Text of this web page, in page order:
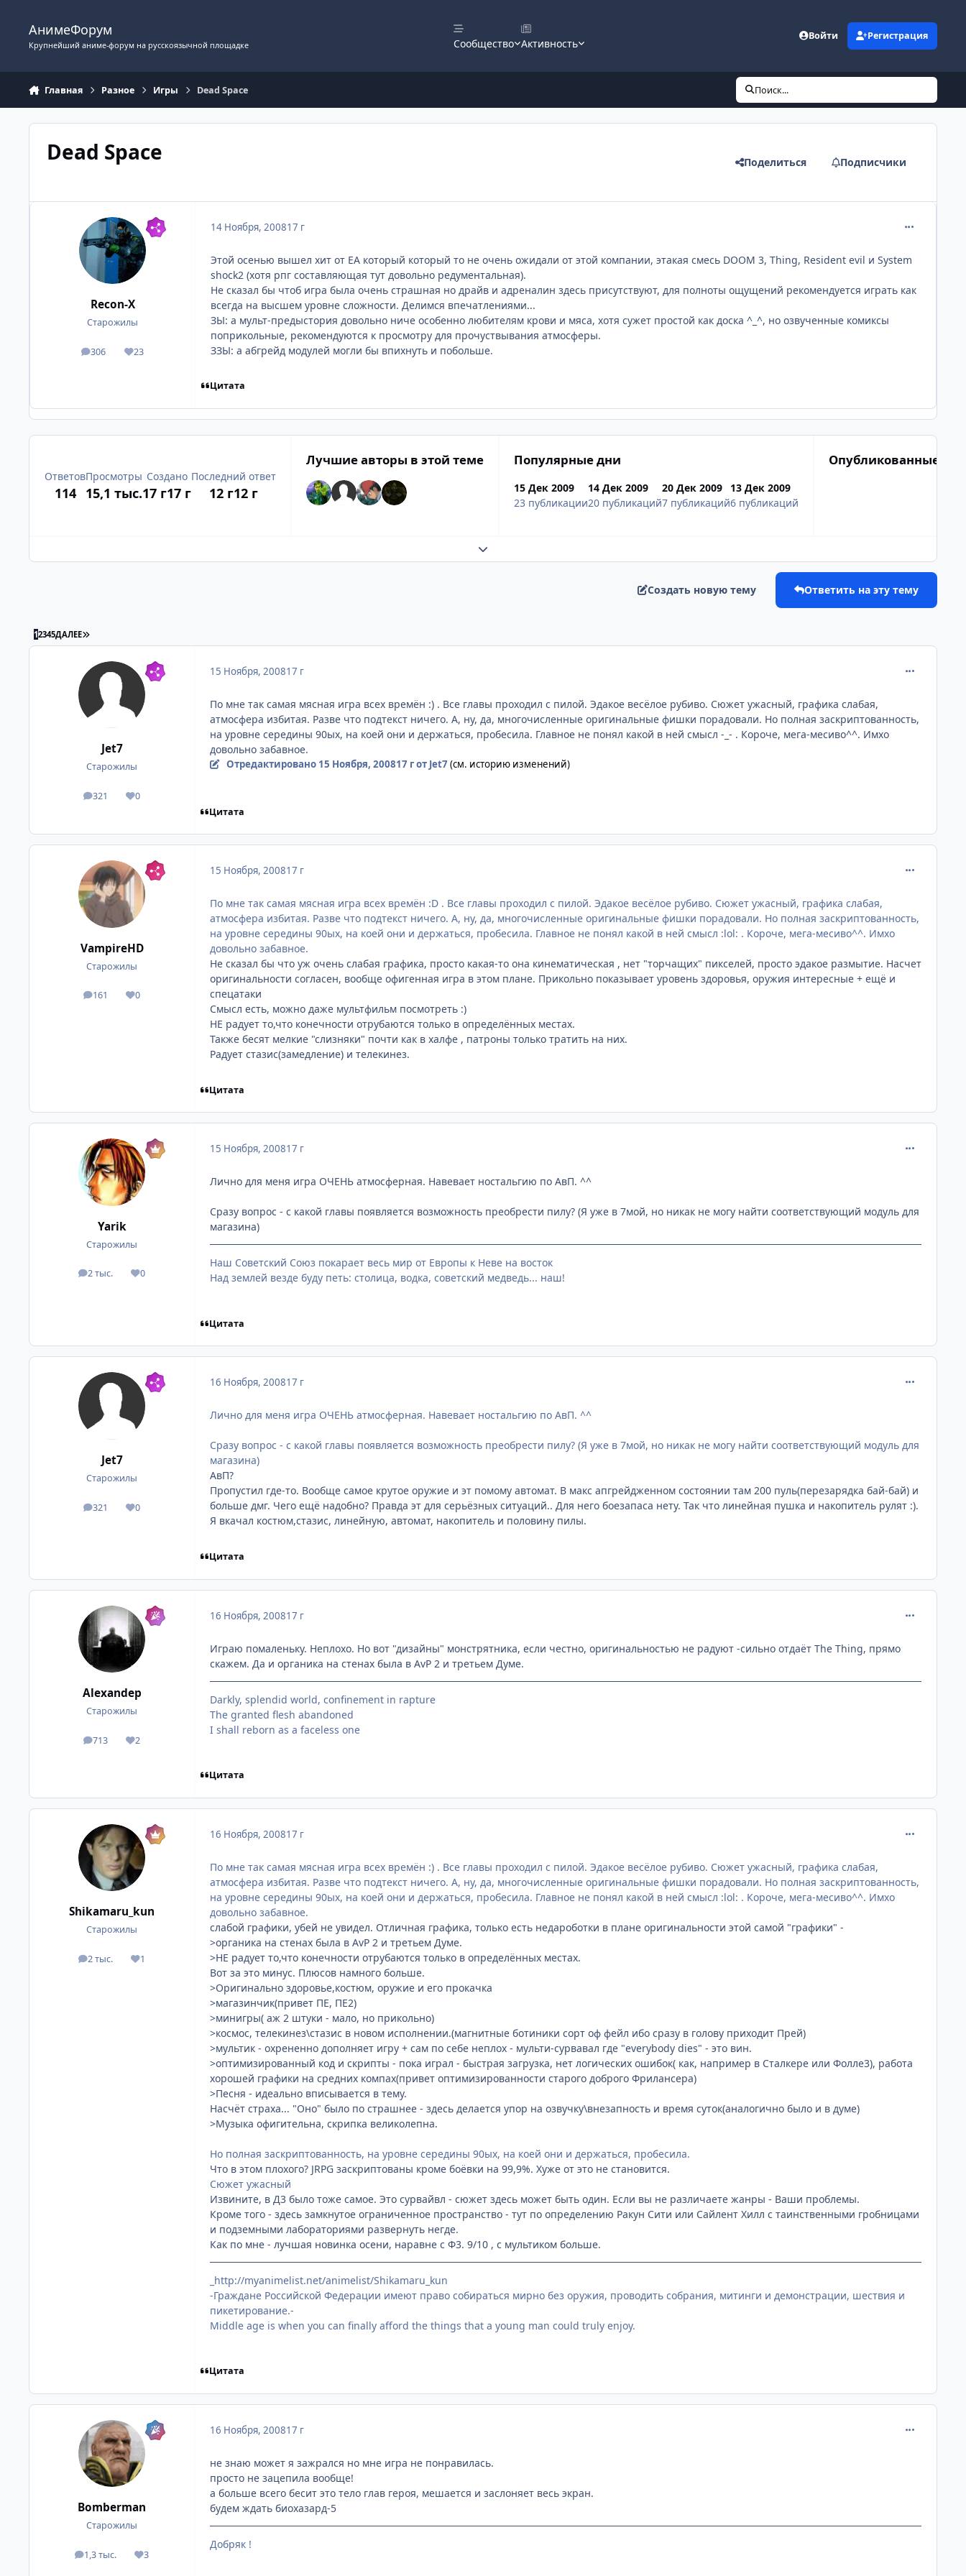
АнимеФорум
Крупнейший аниме-форум на русскоязычной площадке Сообщество Активность
Войти Регистрация
Главная Разное Игры Dead Space Поиск...
Dead Space Поделиться Подписчики
Recon-X
Старожилы
306
посты 23
Репутация
14 Ноября, 200817 г
Этой осенью вышел хит от ЕА который который то не очень ожидали от этой компании, этакая смесь DOOM 3, Thing, Resident evil и System
shock2 (хотя рпг составляющая тут довольно редументальная).
Не сказал бы чтоб игра была очень страшная но драйв и адреналин здесь присутствуют, для полноты ощущений рекомендуется играть как
всегда на высшем уровне сложности. Делимся впечатлениями...
ЗЫ: а мульт-предыстория довольно ниче особенно любителям крови и мяса, хотя сужет простой как доска ^_^, но озвученные комиксы
поприкольные, рекомендуются к просмотру для прочуствывания атмосферы.
ЗЗЫ: а абгрейд модулей могли бы впихнуть и побольше.
Цитата
Ответов
114
Просмотры
15,1 тыс.
Создано
17 г17 г
Последний ответ
12 г12 г
Лучшие авторы в этой теме Популярные дни
15 Дек 2009
23 публикации
14 Дек 2009
20 публикаций
20 Дек 2009
7 публикаций
13 Дек 2009
6 публикаций
Опубликованные
Развернуть обзор темы
Создать новую тему Ответить на эту тему
12345ДАЛЕЕ ПОСЛЕДНЯЯ СТРАНИЦА
Jet7
Старожилы
321
посты 0
Репутация
15 Ноября, 200817 г
По мне так самая мясная игра всех времён :) . Все главы проходил с пилой. Эдакое весёлое рубиво. Сюжет ужасный, графика слабая,
атмосфера избитая. Разве что подтекст ничего. А, ну, да, многочисленные оригинальные фишки порадовали. Но полная заскриптованность,
на уровне середины 90ых, на коей они и держаться, пробесила. Главное не понял какой в ней смысл -_- . Короче, мега-месиво^^. Имхо
довольно забавное.
Отредактировано 15 Ноября, 200817 гот Jet7(см. историю изменений)
Цитата
VampireHD
Старожилы
161
посты 0
Репутация
15 Ноября, 200817 г
По мне так самая мясная игра всех времён :D . Все главы проходил с пилой. Эдакое весёлое рубиво. Сюжет ужасный, графика слабая,
атмосфера избитая. Разве что подтекст ничего. А, ну, да, многочисленные оригинальные фишки порадовали. Но полная заскриптованность,
на уровне середины 90ых, на коей они и держаться, пробесила. Главное не понял какой в ней смысл :lol: . Короче, мега-месиво^^. Имхо
довольно забавное.
Не сказал бы что уж очень слабая графика, просто какая-то она кинематическая , нет "торчащих" пикселей, просто эдакое размытие. Насчет
оригинальности согласен, вообще офигенная игра в этом плане. Прикольно показывает уровень здоровья, оружия интересные + ещё и
спецатаки
Смысл есть, можно даже мультфильм посмотреть :)
НЕ радует то,что конечности отрубаются только в определённых местах.
Также бесят мелкие "слизняки" почти как в халфе , патроны только тратить на них.
Радует стазис(замедление) и телекинез.
Цитата
Yarik
Старожилы
2 тыс.
посты 0
Репутация
15 Ноября, 200817 г
Лично для меня игра ОЧЕНЬ атмосферная. Навевает ностальгию по АвП. ^^
Сразу вопроc - с какой главы появляется возможность преобрести пилу? (Я уже в 7мой, но никак не могу найти соответствующий модуль для
магазина)
Наш Советский Союз покарает весь мир от Европы к Неве на восток
Над землей везде буду петь: столица, водка, советский медведь... наш!
Цитата
Jet7
Старожилы
321
посты 0
Репутация
16 Ноября, 200817 г
Лично для меня игра ОЧЕНЬ атмосферная. Навевает ностальгию по АвП. ^^
Сразу вопроc - с какой главы появляется возможность преобрести пилу? (Я уже в 7мой, но никак не могу найти соответствующий модуль для
магазина)
АвП?
Пропустил где-то. Вообще самое крутое оружие и эт помому автомат. В макс апгрейдженном состоянии там 200 пуль(перезарядка бай-бай) и
больше дмг. Чего ещё надобно? Правда эт для серьёзных ситуаций.. Для него боезапаса нету. Так что линейная пушка и накопитель рулят :).
Я вкачал костюм,стазис, линейную, автомат, накопитель и половину пилы.
Цитата
Alexandep
Старожилы
713
посты 2
Репутация
16 Ноября, 200817 г
Играю помаленьку. Неплохо. Но вот "дизайны" монстрятника, если честно, оригинальностью не радуют -сильно отдаёт The Thing, прямо
скажем. Да и органика на стенах была в AvP 2 и третьем Думе.
Darkly, splendid world, confinement in rapture
The granted flesh abandoned
I shall reborn as a faceless one
Цитата
Shikamaru_kun
Старожилы
2 тыс.
посты 1
Репутация
16 Ноября, 200817 г
По мне так самая мясная игра всех времён :) . Все главы проходил с пилой. Эдакое весёлое рубиво. Сюжет ужасный, графика слабая,
атмосфера избитая. Разве что подтекст ничего. А, ну, да, многочисленные оригинальные фишки порадовали. Но полная заскриптованность,
на уровне середины 90ых, на коей они и держаться, пробесила. Главное не понял какой в ней смысл :lol: . Короче, мега-месиво^^. Имхо
довольно забавное.
слабой графики, убей не увидел. Отличная графика, только есть недароботки в плане оригинальности этой самой "графики" -
>органика на стенах была в AvP 2 и третьем Думе.
>НЕ радует то,что конечности отрубаются только в определённых местах.
Вот за это минус. Плюсов намного больше.
>Оригинально здоровье,костюм, оружие и его прокачка
>магазинчик(привет ПЕ, ПЕ2)
>минигры( аж 2 штуки - мало, но прикольно)
>космос, телекинез\стазис в новом исполнении.(магнитные ботиники сорт оф фейл ибо сразу в голову приходит Прей)
>мультик - охрененно дополняет игру + сам по себе неплох - мульти-сурвавал где "everybody dies" - это вин.
>оптимизированный код и скрипты - пока играл - быстрая загрузка, нет логических ошибок( как, например в Сталкере или Фолле3), работа
хорошей графики на средних компах(привет оптимизированности старого доброго Фрилансера)
>Песня - идеально вписывается в тему.
Насчёт страха... "Оно" было по страшнее - здесь делается упор на озвучку\внезапность и время суток(аналогично было и в думе)
>Музыка офигительна, скрипка великолепна.
Но полная заскриптованность, на уровне середины 90ых, на коей они и держаться, пробесила.
Что в этом плохого? JRPG заскриптованы кроме боёвки на 99,9%. Хуже от это не становится.
Сюжет ужасный
Извините, в Д3 было тоже самое. Это сурвайвл - сюжет здесь может быть один. Если вы не различаете жанры - Ваши проблемы.
Кроме того - здесь замкнутое ограниченное пространство - тут по определению Ракун Сити или Сайлент Хилл с таинственными гробницами
и подземными лабораториями развернуть негде.
Как по мне - лучшая новинка осени, наравне с Ф3. 9/10 , с мультиком больше.
_http://myanimelist.net/animelist/Shikamaru_kun
-Граждане Российской Федерации имеют право собираться мирно без оружия, проводить собрания, митинги и демонстрации, шествия и
пикетирование.-
Middle age is when you can finally afford the things that a young man could truly enjoy.
Цитата
Bomberman
Старожилы
1,3 тыс.
посты 3
Репутация
16 Ноября, 200817 г
не знаю может я зажрался но мне игра не понравилась.
просто не зацепила вообще!
а больше всего бесит это тело глав героя, мешается и заслоняет весь экран.
будем ждать биохазард-5
Добряк !